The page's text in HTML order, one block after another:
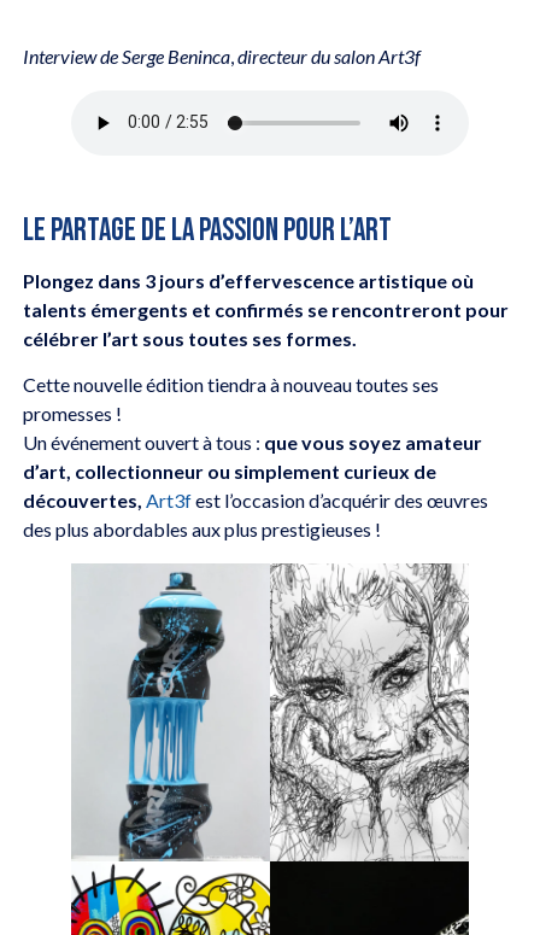
Interview de Serge Beninca, directeur du salon Art3f
LE PARTAGE DE LA PASSION POUR L’ART
Plongez dans 3 jours d’effervescence artistique où
talents émergents et confirmés se rencontreront pour
célébrer l’art sous toutes ses formes.
Cette nouvelle édition tiendra à nouveau toutes ses
promesses !
Un événement ouvert à tous : que vous soyez amateur
d’art, collectionneur ou simplement curieux de
découvertes, Art3fest l’occasion d’acquérir des œuvres
des plus abordables aux plus prestigieuses !